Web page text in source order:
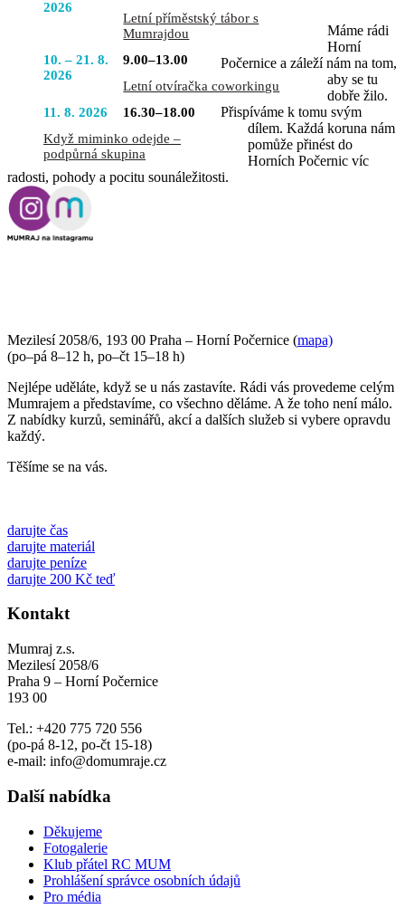
2026
Letní příměstský tábor s
Mumrajdou
10. – 21. 8.
2026
9.00–13.00
Letní otvíračka coworkingu
11. 8. 2026
16.30–18.00
Když miminko odejde –
podpůrná skupina
Máme rádi
Horní
Počernice a záleží nám na tom,
aby se tu
dobře žilo.
Přispíváme k tomu svým
dílem. Každá koruna nám
pomůže přinést do
Horních Počernic víc
radosti, pohody a pocitu sounáležitosti.
Mezilesí 2058/6, 193 00 Praha – Horní Počernice (mapa)
(po–pá 8–12 h, po–čt 15–18 h)
Nejlépe uděláte, když se u nás zastavíte. Rádi vás provedeme celým
Mumrajem a představíme, co všechno děláme. A že toho není málo.
Z nabídky kurzů, seminářů, akcí a dalších služeb si vybere opravdu
každý.
Těšíme se na vás.
darujte čas
darujte materiál
darujte peníze
darujte 200 Kč teď
Kontakt
Mumraj z.s.
Mezilesí 2058/6
Praha 9 – Horní Počernice
193 00
Tel.: +420 775 720 556
(po-pá 8-12, po-čt 15-18)
e-mail: info@domumraje.cz
Další nabídka
Děkujeme
Fotogalerie
Klub přátel RC MUM
Prohlášení správce osobních údajů
Pro média